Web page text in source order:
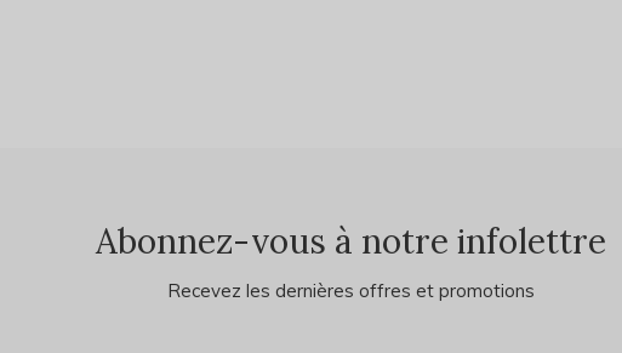
Abonnez-vous à notre infolettre
Recevez les dernières offres et promotions